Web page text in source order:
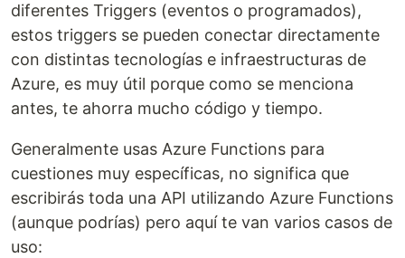
diferentes Triggers (eventos o programados),
estos triggers se pueden conectar directamente
con distintas tecnologías e infraestructuras de
Azure, es muy útil porque como se menciona
antes, te ahorra mucho código y tiempo.
Generalmente usas Azure Functions para
cuestiones muy específicas, no significa que
escribirás toda una API utilizando Azure Functions
(aunque podrías) pero aquí te van varios casos de
uso: